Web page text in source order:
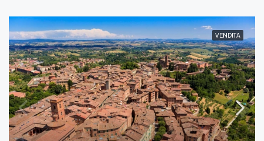
VENDITA